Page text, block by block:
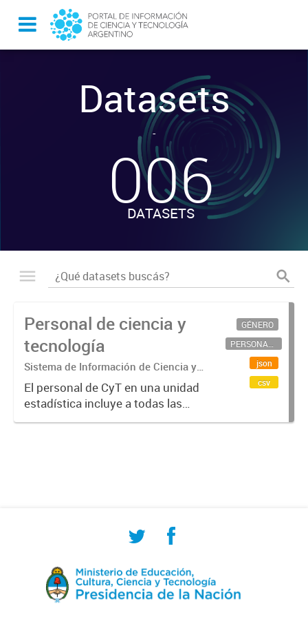
Datasets
-
006
DATASETS
Personal de ciencia y
tecnología
Sistema de Información de Ciencia y
Tecnología Argentino (SICYTAR)
El personal de CyT en una unidad
estadística incluye a todas las
personas involucradas
GÉNERO
PERSONAL CIENTÍFICO-TECNOLÓGICO
json
csv